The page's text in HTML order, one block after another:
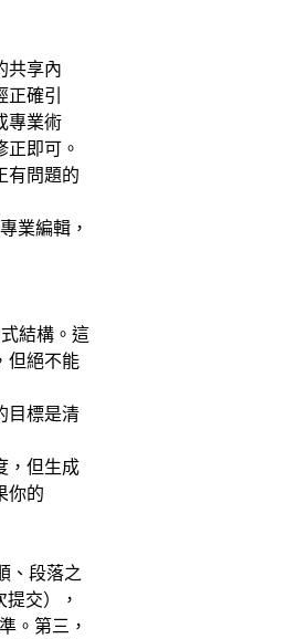
共享內
正確引
專業術
即可。
有問題的
業編輯，
結構。這
但絕不能
目標是清
，但生成
你的
、段落之
交），
。第三，